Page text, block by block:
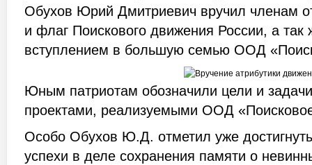
Обухов Юрий Дмитриевич вручил членам
и флаг Поискового движения России, а так
вступлением в большую семью ООД
Юным патриотам обозначили цели и
проектами, реализуемыми ООД
Особо Обухов Ю.Д. отметил уже
успехи в деле сохранения памяти о